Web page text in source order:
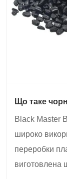
Що таке
Black Master
широко
переробки
виготовлена